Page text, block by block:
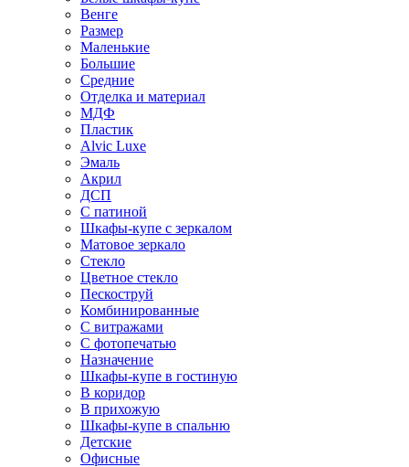
Венге
Размер
Маленькие
Большие
Средние
Отделка и материал
МДФ
Пластик
Alvic Luxe
Эмаль
Акрил
ДСП
С патиной
Шкафы-купе с зеркалом
Матовое зеркало
Стекло
Цветное стекло
Пескоструй
Комбинированные
С витражами
С фотопечатью
Назначение
Шкафы-купе в гостиную
В коридор
В прихожую
Шкафы-купе в спальню
Детские
Офисные